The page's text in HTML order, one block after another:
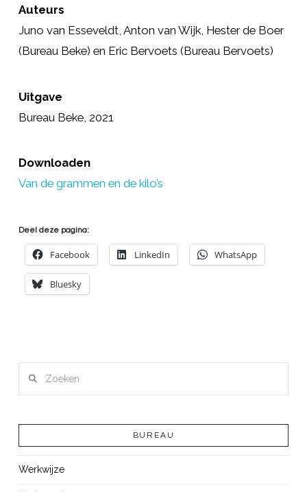
Auteurs
Juno van Esseveldt, Anton van Wijk, Hester de Boer
(Bureau Beke) en Eric Bervoets (Bureau Bervoets)
Uitgave
Bureau Beke, 2021
Downloaden
Van de grammen en de kilo’s
Deel deze pagina:
Facebook LinkedIn WhatsApp
Bluesky
BUREAU
Werkwijze